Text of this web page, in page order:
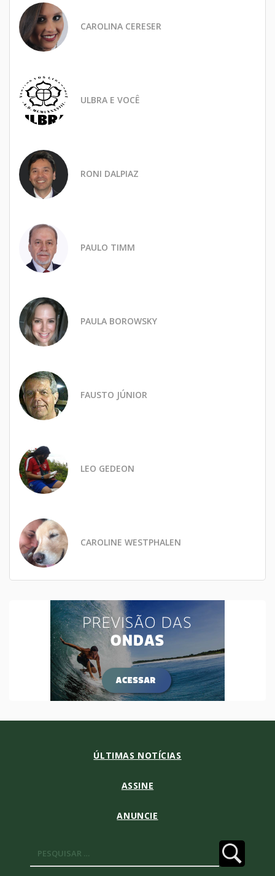
CAROLINA CERESER
ULBRA E VOCÊ
RONI DALPIAZ
PAULO TIMM
PAULA BOROWSKY
FAUSTO JÚNIOR
LEO GEDEON
CAROLINE WESTPHALEN
ÚLTIMAS NOTÍCIAS
ASSINE
ANUNCIE